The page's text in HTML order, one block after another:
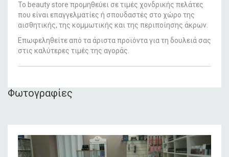
Το beauty store προμηθεύει σε τιμές χονδρικής πελάτες
που είναι επαγγελματίες ή σπουδαστές στο χώρο της
αισθητικής, της κομμωτικής και της περιποίησης άκρων.
Επωφεληθείτε από τα άριστα προϊόντα για τη δουλειά σας
στις καλύτερες τιμές της αγοράς.
Φωτογραφίες